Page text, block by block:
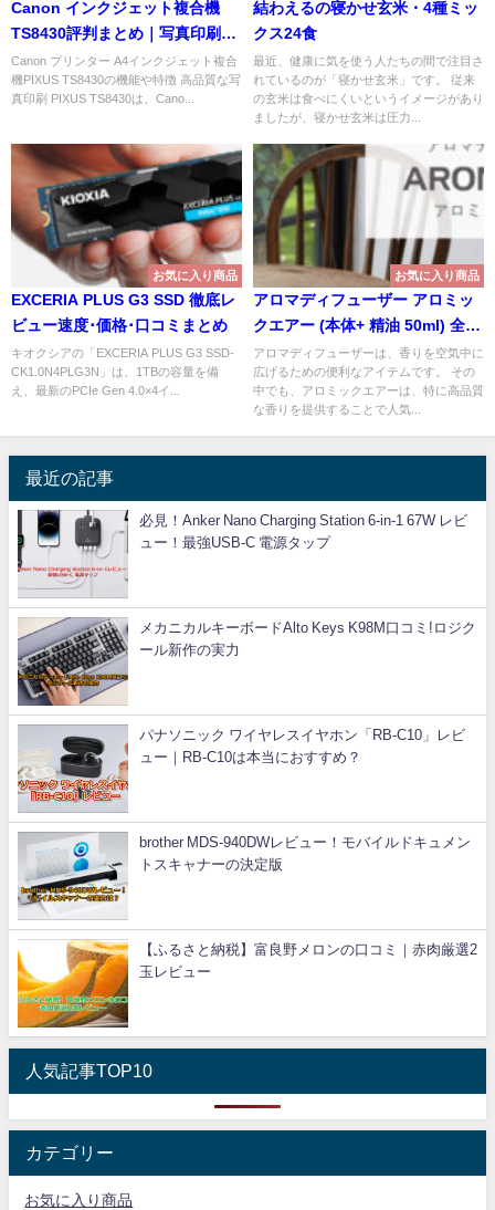
Canon インクジェット複合機
TS8430評判まとめ｜写真印刷の
クオリティがすごい！
Canon プリンター A4インクジェット複合
機PIXUS TS8430の機能や特徴 高品質な写
真印刷 PIXUS TS8430は、Cano...
結わえるの寝かせ玄米・4種ミッ
クス24食
最近、健康に気を使う人たちの間で注目さ
れているのが「寝かせ玄米」です。 従来
の玄米は食べにくいというイメージがあり
ましたが、寝かせ玄米は圧力...
お気に入り商品
EXCERIA PLUS G3 SSD 徹底レ
ビュー速度･価格･口コミまとめ
キオクシアの「EXCERIA PLUS G3 SSD-
CK1.0N4PLG3N」は、1TBの容量を備
え、最新のPCIe Gen 4.0×4イ...
お気に入り商品
アロマディフューザー アロミッ
クエアー (本体+ 精油 50ml) 全4
色
アロマディフューザーは、香りを空気中に
広げるための便利なアイテムです。 その
中でも、アロミックエアーは、特に高品質
な香りを提供することで人気...
最近の記事
必見！Anker Nano Charging Station 6-in-1 67W レビ
ュー！最強USB-C 電源タップ
メカニカルキーボードAlto Keys K98M口コミ!ロジク
ール新作の実力
パナソニック ワイヤレスイヤホン「RB-C10」レビ
ュー｜RB-C10は本当におすすめ？
brother MDS-940DWレビュー！モバイルドキュメン
トスキャナーの決定版
【ふるさと納税】富良野メロンの口コミ｜赤肉厳選2
玉レビュー
人気記事TOP10
カテゴリー
お気に入り商品